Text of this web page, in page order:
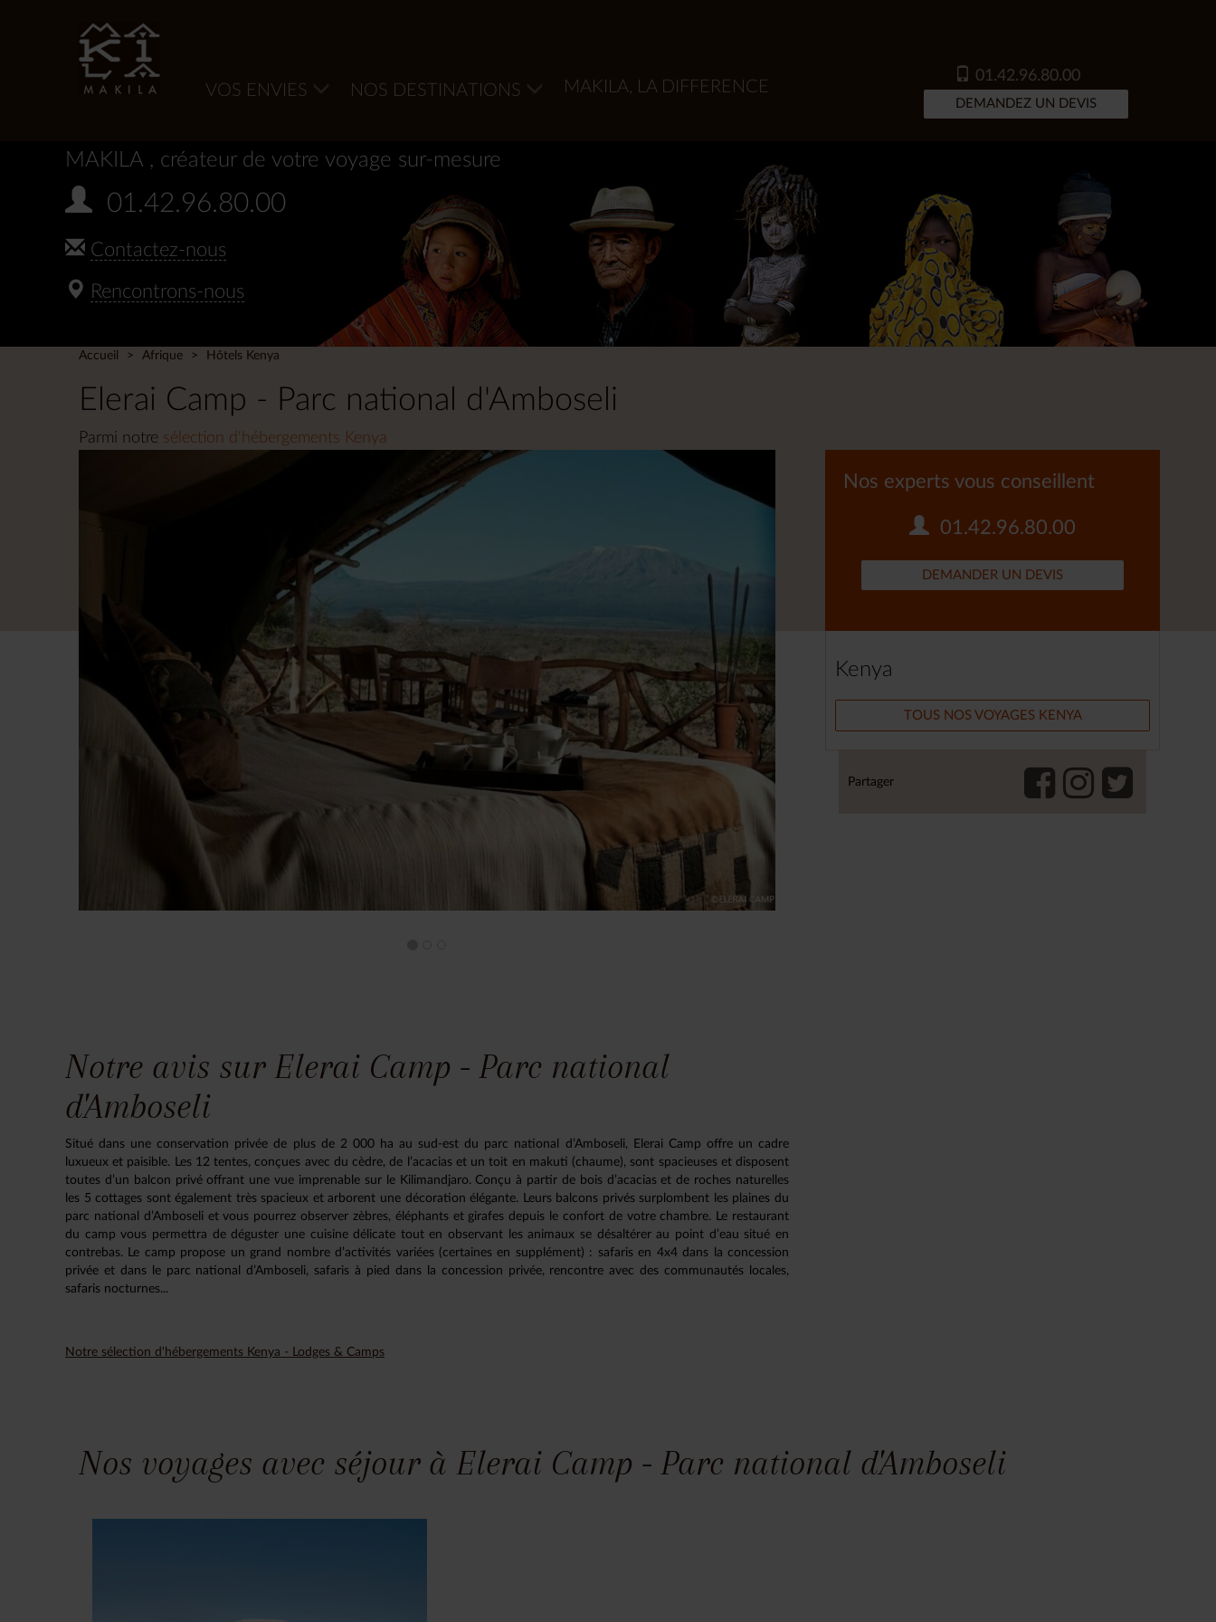
VOS ENVIES NOS DESTINATIONS MAKILA, LA DIFFERENCE
01.42.96.80.00
DEMANDEZ UN DEVIS
MAKILA , créateur de votre voyage sur-mesure
01.42.96.80.00
Contactez-nous
Rencontrons-nous
Accueil Afrique Hôtels Kenya
Elerai Camp - Parc national d'Amboseli
Parmi notre sélection d'hébergements Kenya
Notre avis sur Elerai Camp - Parc national
d'Amboseli
Situé dans une conservation privée de plus de 2 000 ha au sud-est du parc national d’Amboseli, Elerai Camp offre un cadre
luxueux et paisible. Les 12 tentes, conçues avec du cèdre, de l’acacias et un toit en makuti (chaume), sont spacieuses et disposent
toutes d’un balcon privé offrant une vue imprenable sur le Kilimandjaro. Conçu à partir de bois d’acacias et de roches naturelles
les 5 cottages sont également très spacieux et arborent une décoration élégante. Leurs balcons privés surplombent les plaines du
parc national d’Amboseli et vous pourrez observer zèbres, éléphants et girafes depuis le confort de votre chambre. Le restaurant
du camp vous permettra de déguster une cuisine délicate tout en observant les animaux se désaltérer au point d’eau situé en
contrebas. Le camp propose un grand nombre d’activités variées (certaines en supplément) : safaris en 4x4 dans la concession
privée et dans le parc national d’Amboseli, safaris à pied dans la concession privée, rencontre avec des communautés locales,
safaris nocturnes...
Notre sélection d'hébergements Kenya - Lodges & Camps
Nos experts vous conseillent
01.42.96.80.00
DEMANDER UN DEVIS
Kenya
TOUS NOS VOYAGES KENYA
Partager
Nos voyages avec séjour à Elerai Camp - Parc national d'Amboseli